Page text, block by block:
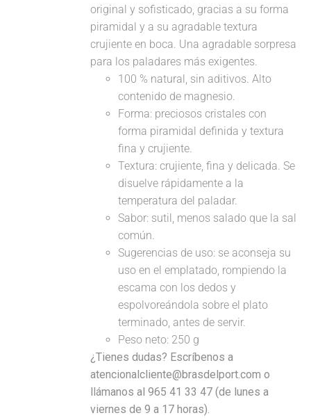
original y sofisticado, gracias a su forma
piramidal y a su agradable textura
crujiente en boca. Una agradable sorpresa
para los paladares más exigentes.
100 % natural, sin aditivos. Alto
contenido de magnesio.
Forma: preciosos cristales con
forma piramidal definida y textura
fina y crujiente.
Textura: crujiente, fina y delicada. Se
disuelve rápidamente a la
temperatura del paladar.
Sabor: sutil, menos salado que la sal
común.
Sugerencias de uso: se aconseja su
uso en el emplatado, rompiendo la
escama con los dedos y
espolvoreándola sobre el plato
terminado, antes de servir.
Peso neto: 250 g
¿Tienes dudas? Escríbenos a
atencionalcliente@brasdelport.com o
llámanos al 965 41 33 47 (de lunes a
viernes de 9 a 17 horas).